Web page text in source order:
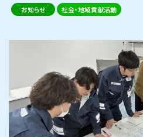
お知らせ 社会・地域貢献活動